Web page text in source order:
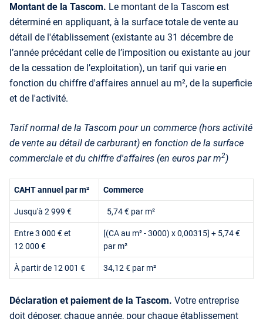
Montant de la Tascom. Le montant de la Tascom est
déterminé en appliquant, à la surface totale de vente au
détail de l'établissement (existante au 31 décembre de
l’année précédant celle de l’imposition ou existante au jour
de la cessation de l’exploitation), un tarif qui varie en
fonction du chiffre d'affaires annuel au m², de la superficie
et de l'activité.
Tarif normal de la Tascom pour un commerce (hors activité
de vente au détail de carburant) en fonction de la surface
commerciale et du chiffre d'affaires (en euros par m2)
CAHT annuel par m² Commerce
Jusqu'à 2 999 € 5,74 € par m²
Entre 3 000 € et
12 000 €
[(CA au m² - 3000) x 0,00315] + 5,74 €
par m²
À partir de 12 001 € 34,12 € par m²
Déclaration et paiement de la Tascom. Votre entreprise
doit déposer, chaque année, pour chaque établissement